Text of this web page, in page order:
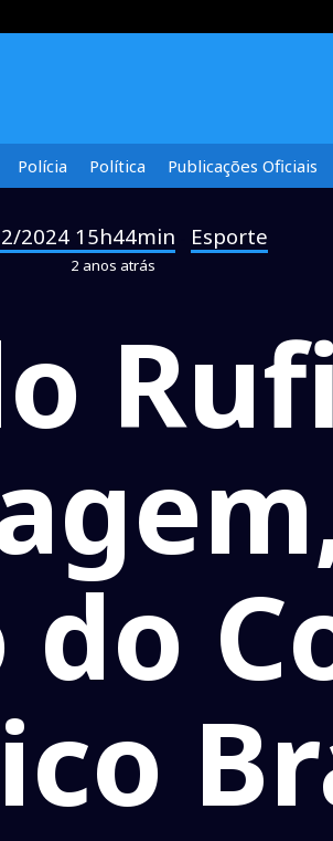
Polícia Política Publicações Oficiais
2024 15h44min Esporte
2 anos atrás